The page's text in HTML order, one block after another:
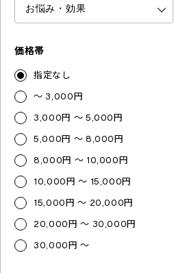
価格帯
指定なし
～ 3,000円
3,000円 ～ 5,000円
5,000円 ～ 8,000円
8,000円 ～ 10,000円
10,000円 ～ 15,000円
15,000円 ～ 20,000円
20,000円 ～ 30,000円
30,000円 ～